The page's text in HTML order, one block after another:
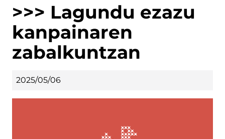
>>> Lagundu ezazu
kanpainaren
zabalkuntzan
2025/05/06